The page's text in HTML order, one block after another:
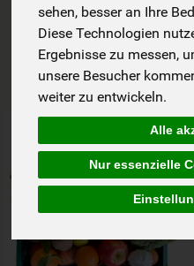
sehen, besser an Ihre
Diese Technologien
Ergebnisse zu messen,
unsere Besucher
weiter zu entwickeln.
Alle
Nur essenzielle
Allergene
Art.-Nr. 9601